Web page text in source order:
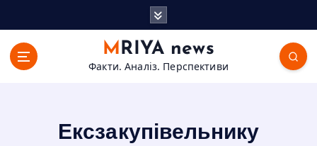
MRIYA news
Факти. Аналіз. Перспективи
Ексзакупівельнику